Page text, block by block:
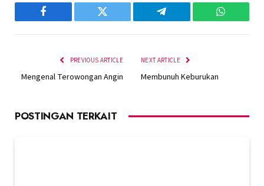
Facebook Twitter Telegram
PREVIOUS ARTICLE
Mengenal Terowongan Angin
NEXT ARTICLE
Membunuh Keburukan
POSTINGAN TERKAIT